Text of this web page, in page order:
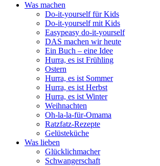
Was machen
Do-it-yourself für Kids
Do-it-yourself mit Kids
Easypeasy do-it-yourself
DAS machen wir heute
Ein Buch – eine Idee
Hurra, es ist Frühling
Ostern
Hurra, es ist Sommer
Hurra, es ist Herbst
Hurra, es ist Winter
Weihnachten
Oh-la-la-für-Omama
Ratzfatz-Rezepte
Gelüsteküche
Was lieben
Glücklichmacher
Schwangerschaft